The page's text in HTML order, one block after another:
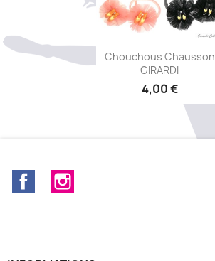
Aperçu rapide
+1
Chouchous Chausson
GIRARDI
4,00 €
Facebook